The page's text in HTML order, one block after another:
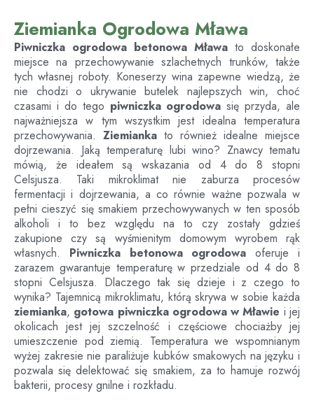
Ziemianka Ogrodowa Mława
Piwniczka ogrodowa betonowa Mława to doskonałe
miejsce na przechowywanie szlachetnych trunków, także
tych własnej roboty. Koneserzy wina zapewne wiedzą, że
nie chodzi o ukrywanie butelek najlepszych win, choć
czasami i do tego piwniczka ogrodowa się przyda, ale
najważniejsza w tym wszystkim jest idealna temperatura
przechowywania. Ziemianka to również idealne miejsce
dojrzewania. Jaką temperaturę lubi wino? Znawcy tematu
mówią, że ideałem są wskazania od 4 do 8 stopni
Celsjusza. Taki mikroklimat nie zaburza procesów
fermentacji i dojrzewania, a co równie ważne pozwala w
pełni cieszyć się smakiem przechowywanych w ten sposób
alkoholi i to bez względu na to czy zostały gdzieś
zakupione czy są wyśmienitym domowym wyrobem rąk
własnych. Piwniczka betonowa ogrodowa oferuje i
zarazem gwarantuje temperaturę w przedziale od 4 do 8
stopni Celsjusza. Dlaczego tak się dzieje i z czego to
wynika? Tajemnicą mikroklimatu, którą skrywa w sobie każda
ziemianka, gotowa piwniczka ogrodowa wMławie i jej
okolicach jest jej szczelność i częściowe chociażby jej
umieszczenie pod ziemią. Temperatura we wspomnianym
wyżej zakresie nie paraliżuje kubków smakowych na języku i
pozwala się delektować się smakiem, za to hamuje rozwój
bakterii, procesy gnilne i rozkładu.